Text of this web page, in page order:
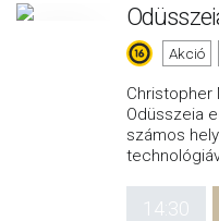
Akció
Christopher
Odüsszeia
számos
14:30